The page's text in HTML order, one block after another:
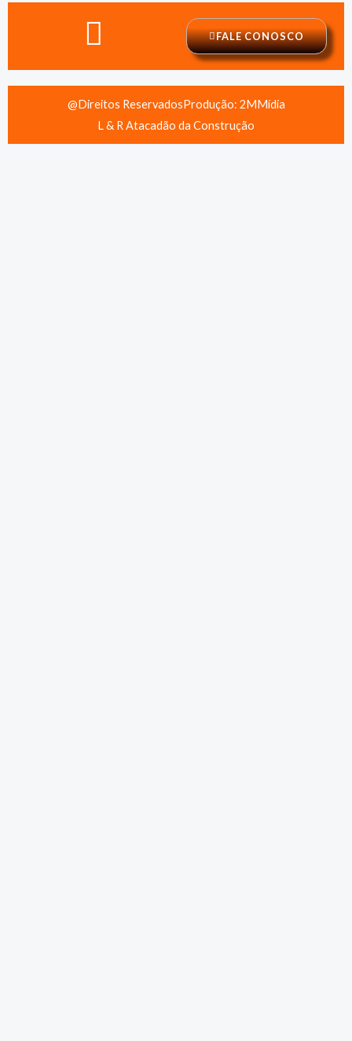
FALE CONOSCO
@Direitos ReservadosProdução: 2MMídia
L & R Atacadão da Construção